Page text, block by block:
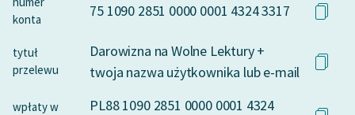
konta
75 1090 2851 0000 0001 4324 3317
tytuł
przelewu
Darowizna na Wolne Lektury +
twoja nazwa użytkownika lub e-mail
wpłaty w
PL88 1090 2851 0000 0001 4324